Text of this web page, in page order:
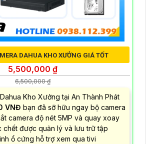
DAHUA KHO XƯỞNG GIÁ TỐT
5,500,000 ₫
6,500,000 ₫
Kho Xưởng tại An Thành Phát
VNĐ bạn đã sỡ hữu ngay bộ camera
camera độ nét 5MP và quay xoay
được quản lý và lưu trữ tập
ổ cứng hỗ trợ xem qua tivi